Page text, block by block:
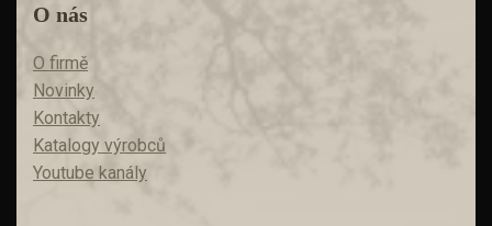
O nás
O firmě
Novinky
Kontakty
Katalogy výrobců
Youtube kanály